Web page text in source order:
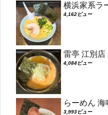
横浜家系ラ
4,162ビュー
雷亭 江別店
4,084ビュー
らーめん 海
3,993ビュー